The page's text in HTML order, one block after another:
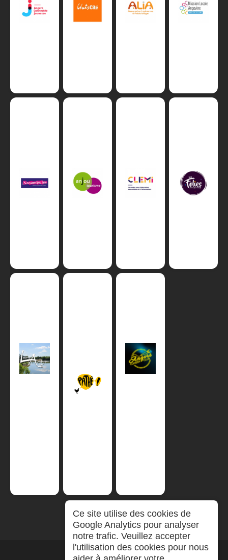
Ce site utilise des cookies de
Google Analytics pour analyser
notre trafic. Veuillez accepter
l'utilisation des cookies pour nous